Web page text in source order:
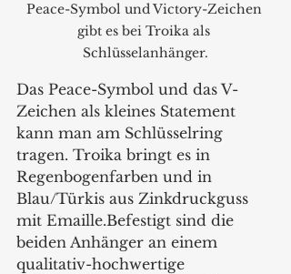
Peace-Symbol und Victory-Zeichen
gibt es bei Troika als
Schlüsselanhänger.
Das Peace-Symbol und das V-
Zeichen als kleines Statement
kann man am Schlüsselring
tragen. Troika bringt es in
Regenbogenfarben und in
Blau/Türkis aus Zinkdruckguss
mit Emaille.Befestigt sind die
beiden Anhänger an einem
qualitativ-hochwertige